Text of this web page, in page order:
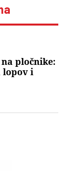
pločnike:
lopov i